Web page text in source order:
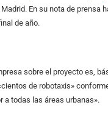
En su nota de
de año.
sobre el proyecto es,
de robotaxis»
todas las áreas urbanas».